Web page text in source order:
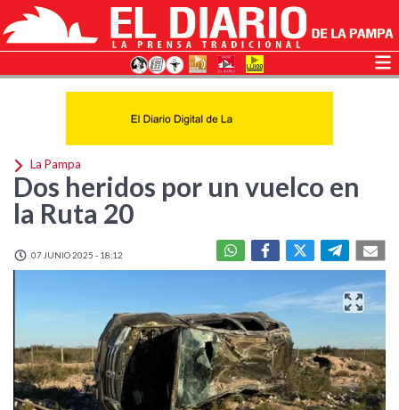
La Pampa
Dos heridos por un vuelco en
la Ruta 20
07 JUNIO 2025 - 18:12